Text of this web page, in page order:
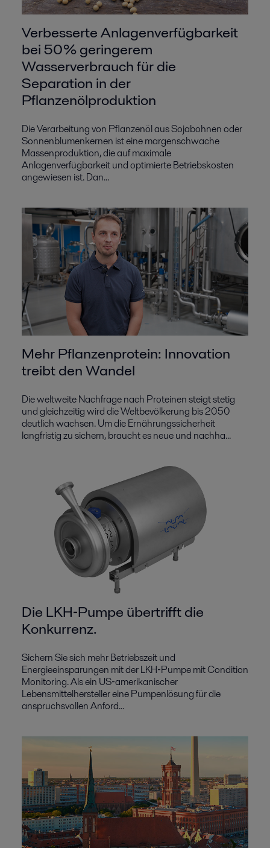
Verbesserte Anlagenverfügbarkeit
bei 50 % geringerem
Wasserverbrauch für die
Separation in der
Pflanzenölproduktion
Die Verarbeitung von Pflanzenöl aus Sojabohnen oder
Sonnenblumenkernen ist eine margenschwache
Massenproduktion, die auf maximale
Anlagenverfügbarkeit und optimierte Betriebskosten
angewiesen ist. Dan...
Mehr Pflanzenprotein: Innovation
treibt den Wandel
Die weltweite Nachfrage nach Proteinen steigt stetig
und gleichzeitig wird die Weltbevölkerung bis 2050
deutlich wachsen. Um die Ernährungssicherheit
langfristig zu sichern, braucht es neue und nachha...
Die LKH‑Pumpe übertrifft die
Konkurrenz.
Sichern Sie sich mehr Betriebszeit und
Energieeinsparungen mit der LKH‑Pumpe mit Condition
Monitoring. Als ein US‑amerikanischer
Lebensmittelhersteller eine Pumpenlösung für die
anspruchsvollen Anford...